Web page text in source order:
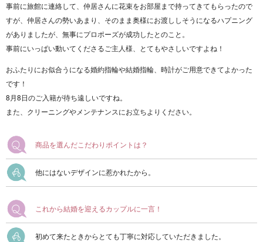
事前に旅館に連絡して、仲居さんに花束をお部屋まで持ってきてもらったので
すが、仲居さんの勢いあまり、そのまま奥様にお渡ししそうになるハプニング
がありましたが、無事にプロポーズが成功したとのこと。
事前にいっぱい動いてくださるご主人様、とてもやさしいですよね！
おふたりにお似合うになる婚約指輪や結婚指輪、時計がご用意できてよかった
です！
8月8日のご入籍が待ち遠しいですね。
また、クリーニングやメンテナンスにお立ちよりください。
商品を選んだこだわりポイントは？
他にはないデザインに惹かれたから。
これから結婚を迎えるカップルに一言！
初めて来たときからとても丁寧に対応していただきました。